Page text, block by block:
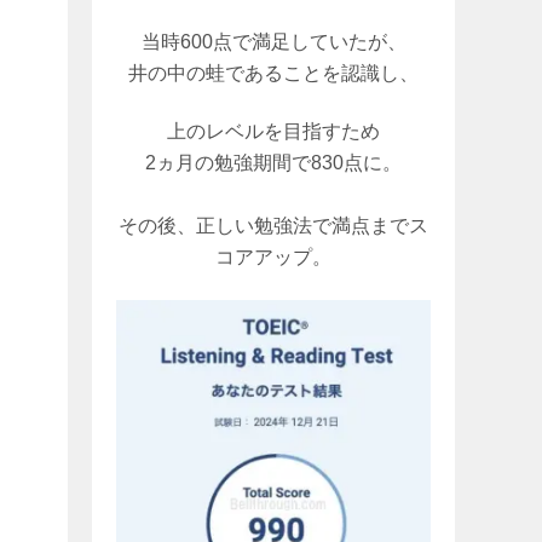
当時600点で満足していたが、
井の中の蛙であることを認識し、
上のレベルを目指すため
2ヵ月の勉強期間で830点に。
その後、正しい勉強法で満点までス
コアアップ。